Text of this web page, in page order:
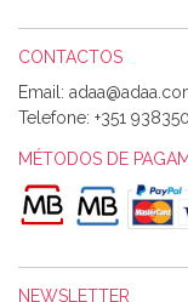
Olá boa Noite.
obrigada pelo
de bordar e não sei
CONTACTOS
Email:
Telefone: +351
MÉTODOS DE
NEWSLETTER